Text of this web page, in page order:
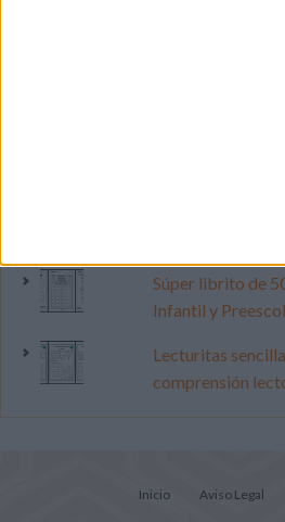
Súper librito de
Infantil y
Lecturitas
comprensión
Inicio Aviso Legal